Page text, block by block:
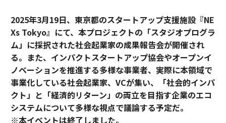
2025年3月19日、東京都のスタートアップ支援施設『NE
Xs Tokyo』にて、本プロジェクトの「スタジオプログラ
ム」に採択された社会起業家の成果報告会が開催され
る。また、インパクトスタートアップ協会やオープンイ
ノベーションを推進する多様な事業者、実際に本領域で
事業化している社会起業家、VCが集い、「社会的インパ
クト」と「経済的リターン」の両立を目指す企業のエコ
システムについて多様な視点で議論する予定だ。
※本イベントは終了しました。